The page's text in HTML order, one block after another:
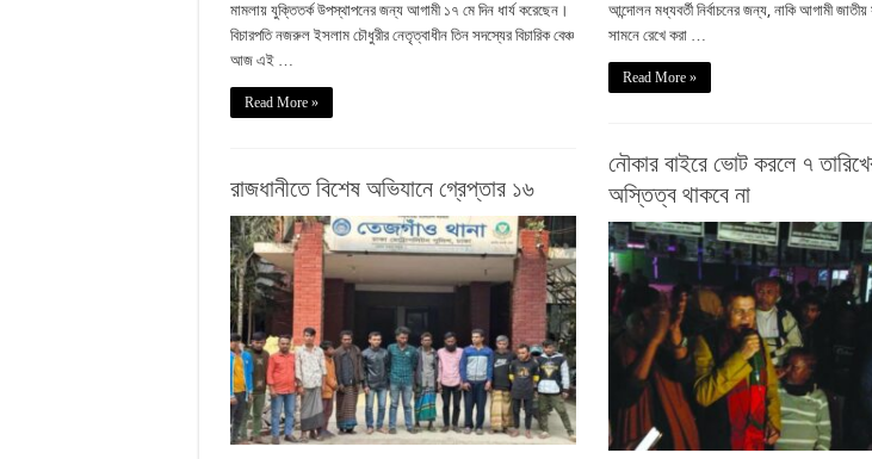
মামলায় যুক্তিতর্ক উপস্থাপনের জন্য আগামী ১৭ মে দিন ধার্য করেছেন।
বিচারপতি নজরুল ইসলাম চৌধুরীর নেতৃত্বাধীন তিন সদস্যের বিচারিক বেঞ্চ
আজ এই …
Read More »
আন্দোলন মধ্যবর্তী নির্বাচনের জন্য, নাকি আগামী জাতীয়
সামনে রেখে করা …
Read More »
নৌকার বাইরে ভোট করলে ৭
অস্তিত্ব থাকবে না
রাজধানীতে বিশেষ অভিযানে গ্রেপ্তার ১৬